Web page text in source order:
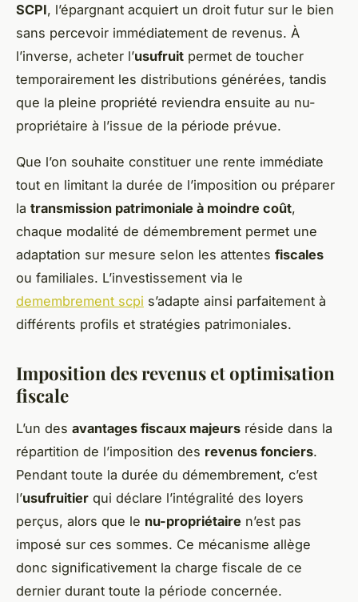
SCPI, l’épargnant acquiert un droit futur sur le bien
sans percevoir immédiatement de revenus. À
l’inverse, acheter l’usufruit permet de toucher
temporairement les distributions générées, tandis
que la pleine propriété reviendra ensuite au nu-
propriétaire à l’issue de la période prévue.
Que l’on souhaite constituer une rente immédiate
tout en limitant la durée de l’imposition ou préparer
la transmission patrimoniale à moindre coût,
chaque modalité de démembrement permet une
adaptation sur mesure selon les attentes fiscales
ou familiales. L’investissement via le
demembrement scpi s’adapte ainsi parfaitement à
différents profils et stratégies patrimoniales.
Imposition des revenus et optimisation
fiscale
L’un des avantages fiscaux majeurs réside dans la
répartition de l’imposition des revenus fonciers.
Pendant toute la durée du démembrement, c’est
l’usufruitier qui déclare l’intégralité des loyers
perçus, alors que le nu-propriétaire n’est pas
imposé sur ces sommes. Ce mécanisme allège
donc significativement la charge fiscale de ce
dernier durant toute la période concernée.